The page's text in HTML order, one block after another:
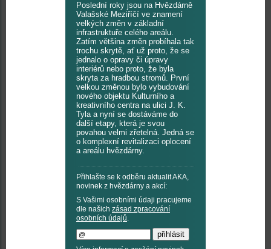
Poslední roky jsou na Hvězdárně
Valašské Meziříčí ve znamení
velkých změn v základní
infrastruktuře celého areálu.
Zatím většina změn probíhala tak
trochu skrytě, ať už proto, že se
jednalo o opravy či úpravy
interiérů nebo proto, že byla
skryta za hradbou stromů. První
velkou změnou bylo vybudování
nového objektu Kulturního a
kreativního centra na ulici J. K.
Tyla a nyní se dostáváme do
další etapy, která je svou
povahou velmi zřetelná. Jedná se
o komplexní revitalizaci oplocení
a areálu hvězdárny.
Přihlašte se k odběru aktualit AKA,
novinek z hvězdárny a akcí:
S Vašimi osobními údaji pracujeme
dle našich zásad zpracování
osobních údajů.